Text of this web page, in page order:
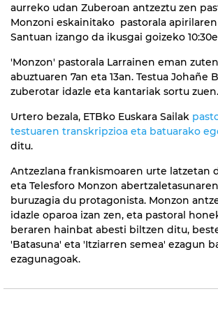
aurreko udan Zuberoan antzeztu zen
Monzoni eskainitako pastorala apirilaren
Santuan izango da ikusgai goizeko
'Monzon' pastorala Larrainen eman zuten
abuztuaren 7an eta 13an. Testua Johañe
zuberotar idazle eta kantariak sortu zuen.
Urtero bezala, ETBko Euskara Sailak
testuaren transkripzioa eta batuarako
ditu.
Antzezlana frankismoaren urte latzetan
eta Telesforo Monzon
buruzagia du protagonista. Monzon
idazle oparoa izan zen, eta pastoral
beraren hainbat abesti biltzen ditu,
'Batasuna' eta 'Itziarren semea' ezagun
ezagunagoak.